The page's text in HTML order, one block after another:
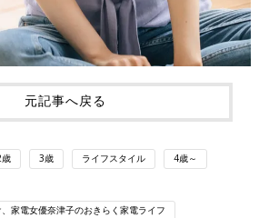
元記事へ戻る
3歳 ライフスタイル 4歳～
家電女優奈津子のおきらく家電ライフ